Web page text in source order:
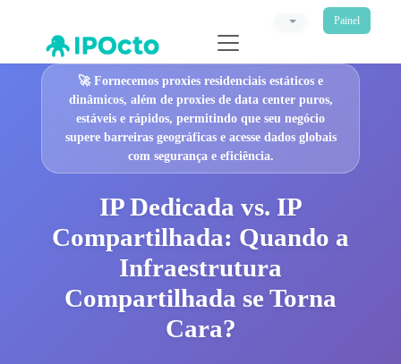
Painel
🚀 Fornecemos proxies residenciais estáticos e
dinâmicos, além de proxies de data center puros,
estáveis e rápidos, permitindo que seu negócio
supere barreiras geográficas e acesse dados globais
com segurança e eficiência.
IP Dedicada vs. IP
Compartilhada: Quando a
Infraestrutura
Compartilhada se Torna
Cara?